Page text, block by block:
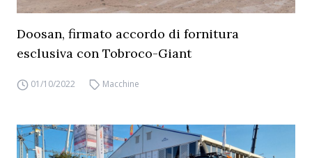
Doosan, firmato accordo di fornitura
esclusiva con Tobroco-Giant
01/10/2022 Macchine